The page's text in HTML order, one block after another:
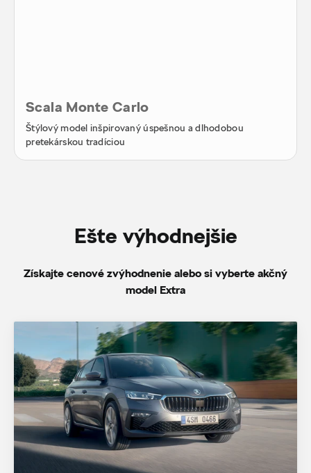
Scala Monte Carlo
Štýlový model inšpirovaný úspešnou a dlhodobou
pretekárskou tradíciou
Ešte výhodnejšie
Získajte cenové zvýhodnenie alebo si vyberte akčný
model Extra